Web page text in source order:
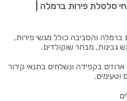
סלסלת פירות ברמלה |
והסביבה כולל מגשי פירות,
גבינות, מבחר שוקולדים.
בקפידה ונשלחים בתנאי קירור
וטעימים.